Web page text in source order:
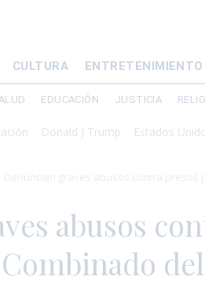
CULTURA ENTRETENIMIENTO
EDUCACIÓN JUSTICIA
Donald J Trump Estados Unidos
abusos